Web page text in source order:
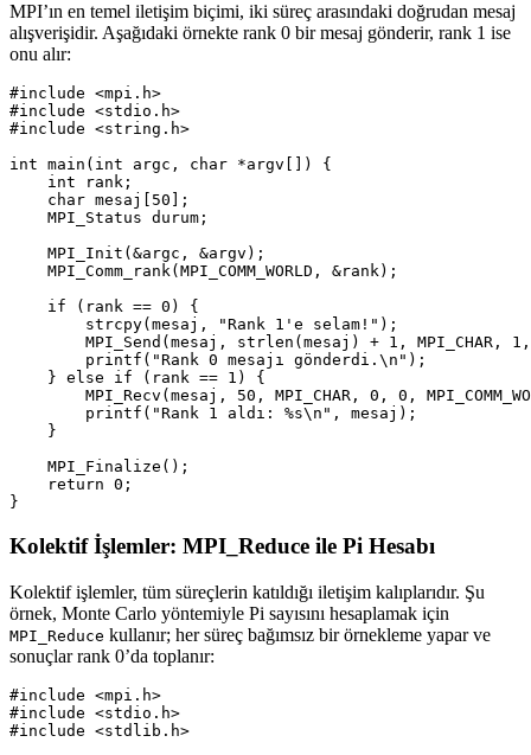
MPI’ın en temel iletişim biçimi, iki süreç arasındaki doğrudan mesaj
alışverişidir. Aşağıdaki örnekte rank 0 bir mesaj gönderir, rank 1 ise
onu alır:
#include <mpi.h>
#include <stdio.h>
#include <string.h>
int main ( int argc , char *argv [])
{
int
rank ;
char mesaj 50 ];
MPI_Status durum ;
MPI_Init ( &argc , &argv );
MPI_Comm_rank( MPI_COMM_WORLD , &rank);
if
( rank == 0 )
{
strcpy( mesaj , "Rank 1'e selam!" );
MPI_Send ( mesaj , strlen ( mesaj ) + 1 , MPI_CHAR , 1 ,
printf ( "Rank 0 mesajı gönderdi. \n " );
} else if ( rank == 1 )
{
MPI_Recv ( mesaj , 50 , MPI_CHAR , 0 , 0 ,
printf ( "Rank 1 aldı: %s\n " , mesaj );
}
MPI_Finalize ();
return 0 ;
}
Kolektif İşlemler: MPI_Reduce ile Pi Hesabı
Kolektif işlemler, tüm süreçlerin katıldığı iletişim kalıplarıdır. Şu
örnek, Monte Carlo yöntemiyle Pi sayısını hesaplamak için
MPI_Reduce kullanır; her süreç bağımsız bir örnekleme yapar ve
sonuçlar rank 0’da toplanır:
#include <mpi.h>
#include <stdio.h>
#include <stdlib.h>